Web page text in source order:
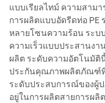
แบบเรียลไทม์ ความสาม
การผลิตแบบอัดรีดท่อ PE
หลายโซนความร้อน ระบ
ความเร็วแบบประสานงา
ผลิต ระดับความอัตโนมัติ
ประกันคุณภาพผลิตภัณฑ์ที่
ระดับประสบการณ์ของผู้
อยู่ในการผลิตสายการผลิ